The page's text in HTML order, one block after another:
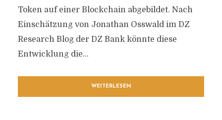
Token auf einer Blockchain abgebildet. Nach
Einschätzung von Jonathan Osswald im DZ
Research Blog der DZ Bank könnte diese
Entwicklung die...
WEITERLESEN